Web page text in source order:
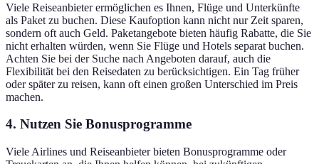
Viele Reiseanbieter ermöglichen es Ihnen, Flüge und Unterkünfte
als Paket zu buchen. Diese Kaufoption kann nicht nur Zeit sparen,
sondern oft auch Geld. Paketangebote bieten häufig Rabatte, die Sie
nicht erhalten würden, wenn Sie Flüge und Hotels separat buchen.
Achten Sie bei der Suche nach Angeboten darauf, auch die
Flexibilität bei den Reisedaten zu berücksichtigen. Ein Tag früher
oder später zu reisen, kann oft einen großen Unterschied im Preis
machen.
4. Nutzen Sie Bonusprogramme
Viele Airlines und Reiseanbieter bieten Bonusprogramme oder